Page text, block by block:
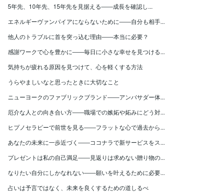
5年先、10年先、15年先を見据える――成長を確認し...
エネルギーヴァンパイアにならないために――自分も相手...
他人のトラブルに首を突っ込む理由――本当に必要？
感謝ワークで心を豊かに――毎日に小さな幸せを見つける...
気持ちが疲れる原因を見つけて、心を軽くする方法
うらやましいなと思ったときに大切なこと
ニューヨークのファブリックブランド――アンバサダー体...
厄介な人との向き合い方――職場での嫉妬や妬みにどう対...
ヒプノセラピーで前世を見る――フラットな心で過去から...
あなたの未来に一歩近づく――ココナラで新サービスをス...
プレゼントは私の自己満足――見返りは求めない贈り物の...
なりたい自分にしかなれない――願いを叶えるために必要...
占いは予言ではなく、未来を良くするための道しるべ